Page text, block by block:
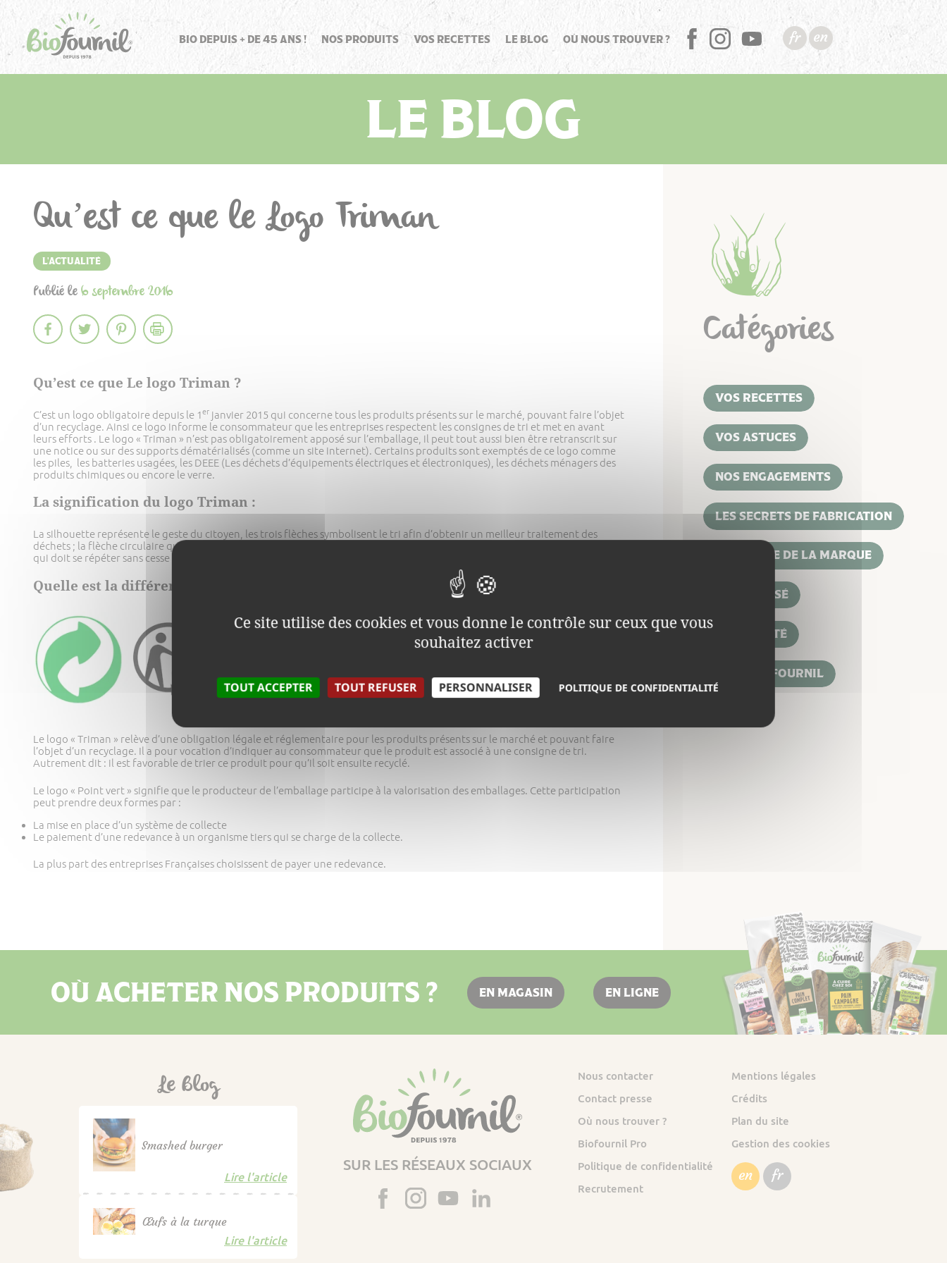
BIO DEPUIS + DE 45 ANS ! NOS PRODUITS VOS RECETTES LE BLOG OÙ NOUS TROUVER ? FB INSTA YT
LE BLOG
Catégories
VOS RECETTES
VOS ASTUCES
NOS ENGAGEMENTS
LES SECRETS DE FABRICATION
L'HISTOIRE DE LA MARQUE
NON CLASSÉ
L'ACTUALITÉ
JEUX BIOFOURNIL
Qu’est ce que le Logo Triman
L'ACTUALITÉ
Publié le6 septembre 2016
Qu’est ce que Le logo Triman ?
C’est un logo obligatoire depuis le 1er janvier 2015 qui concerne tous les produits présents sur le marché, pouvant faire l’objet
d’un recyclage. Ainsi ce logo informe le consommateur que les entreprises respectent les consignes de tri et met en avant
leurs efforts . Le logo « Triman » n’est pas obligatoirement apposé sur l’emballage, il peut tout aussi bien être retranscrit sur
une notice ou sur des supports dématérialisés (comme un site internet). Certains produits sont exemptés de ce logo comme
les piles, les batteries usagées, les DEEE (Les déchets d’équipements électriques et électroniques), les déchets ménagers des
produits chimiques ou encore le verre.
La signification du logo Triman :
La silhouette représente le geste du citoyen, les trois flèches symbolisent le tri afin d’obtenir un meilleur traitement des
déchets ; la flèche circulaire quand à elle signifie le recyclage qui suit le tri. Cette flèche circulaire montre également l’action
qui doit se répéter sans cesse pour le respect de l’environnement.
Quelle est la différence entre le logo « Triman » et le logo « Point vert » ?
Le logo « Triman » relève d’une obligation légale et réglementaire pour les produits présents sur le marché et pouvant faire
l’objet d’un recyclage. Il a pour vocation d’indiquer au consommateur que le produit est associé à une consigne de tri.
Autrement dit : il est favorable de trier ce produit pour qu’il soit ensuite recyclé.
Le logo « Point vert » signifie que le producteur de l’emballage participe à la valorisation des emballages. Cette participation
peut prendre deux formes par :
La mise en place d’un système de collecte
Le paiement d’une redevance à un organisme tiers qui se charge de la collecte.
La plus part des entreprises Françaises choisissent de payer une redevance.
OÙ ACHETER NOS PRODUITS ? EN MAGASIN EN LIGNE
Le Blog
Smashed burger
Lire l'article
Œufs à la turque
Lire l'article
SUR LES RÉSEAUX SOCIAUX
Nous contacter
Contact presse
Où nous trouver ?
Biofournil Pro
Politique de confidentialité
Recrutement
Mentions légales
Crédits
Plan du site
Gestion des cookies
en fr
Panneau de gestion des cookies
Ce site utilise des cookies et vous donne le contrôle sur ceux que vous
souhaitez activer
TOUT ACCEPTER TOUT REFUSER PERSONNALISER POLITIQUE DE CONFIDENTIALITÉ